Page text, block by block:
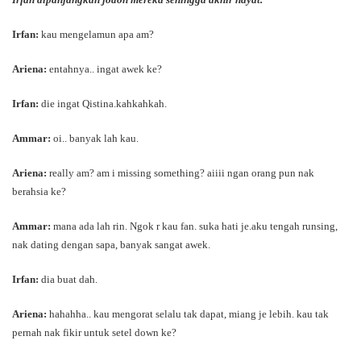
Irfan: kau mengelamun apa am?
Ariena: entahnya.. ingat awek ke?
Irfan: die ingat Qistina.kahkahkah.
Ammar: oi.. banyak lah kau.
Ariena: really am? am i missing something? aiiii ngan orang pun nak
berahsia ke?
Ammar: mana ada lah rin. Ngok r kau fan. suka hati je.aku tengah runsing,
nak dating dengan sapa, banyak sangat awek.
Irfan: dia buat dah.
Ariena: hahahha.. kau mengorat selalu tak dapat, miang je lebih. kau tak
pernah nak fikir untuk setel down ke?